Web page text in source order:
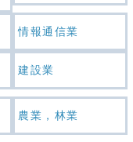
情報通信業
建設業
農業，林業